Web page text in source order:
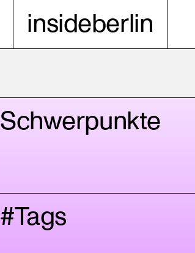
insideberlin
Schwerpunkte
#Tags